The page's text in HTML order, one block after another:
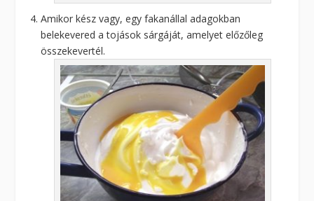
Amikor kész vagy, egy fakanállal adagokban
belekevered a tojások sárgáját, amelyet előzőleg
összekevertél.